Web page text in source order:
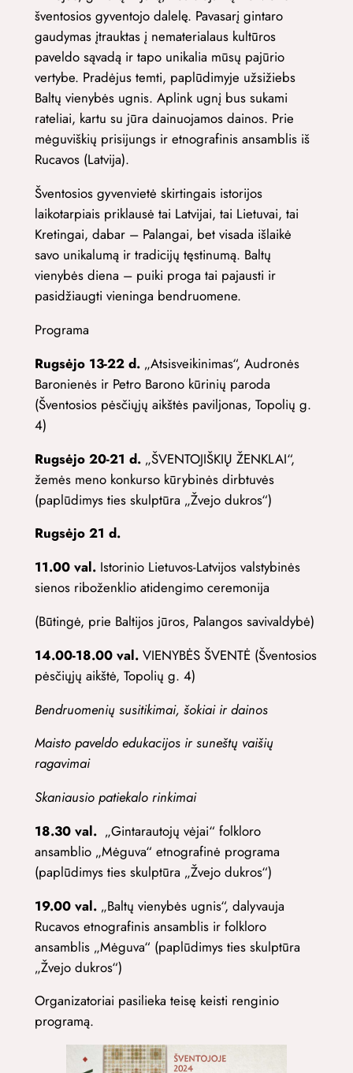
šventosios gyventojo dalelę. Pavasarį gintaro
gaudymas įtrauktas į nematerialaus kultūros
paveldo sąvadą ir tapo unikalia mūsų pajūrio
vertybe. Pradėjus temti, paplūdimyje užsižiebs
Baltų vienybės ugnis. Aplink ugnį bus sukami
rateliai, kartu su jūra dainuojamos dainos. Prie
mėguviškių prisijungs ir etnografinis ansamblis iš
Rucavos (Latvija).
Šventosios gyvenvietė skirtingais istorijos
laikotarpiais priklausė tai Latvijai, tai Lietuvai, tai
Kretingai, dabar – Palangai, bet visada išlaikė
savo unikalumą ir tradicijų tęstinumą. Baltų
vienybės diena – puiki proga tai pajausti ir
pasidžiaugti vieninga bendruomene.
Programa
Rugsėjo 13-22 d. „Atsisveikinimas“, Audronės
Baronienės ir Petro Barono kūrinių paroda
(Šventosios pėsčiųjų aikštės paviljonas, Topolių g.
4)
Rugsėjo 20-21 d.„ŠVENTOJIŠKIŲ ŽENKLAI“,
žemės meno konkurso kūrybinės dirbtuvės
(paplūdimys ties skulptūra „Žvejo dukros“)
Rugsėjo 21 d.
11.00 val. Istorinio Lietuvos-Latvijos valstybinės
sienos riboženklio atidengimo ceremonija
(Būtingė, prie Baltijos jūros, Palangos savivaldybė)
14.00-18.00 val.VIENYBĖS ŠVENTĖ (Šventosios
pėsčiųjų aikštė, Topolių g. 4)
Bendruomenių susitikimai, šokiai ir dainos
Maisto paveldo edukacijos ir suneštų vaišių
ragavimai
Skaniausio patiekalo rinkimai
18.30 val. „Gintarautojų vėjai“ folkloro
ansamblio „Mėguva“ etnografinė programa
(paplūdimys ties skulptūra „Žvejo dukros“)
19.00 val.„Baltų vienybės ugnis“, dalyvauja
Rucavos etnografinis ansamblis ir folkloro
ansamblis „Mėguva“ (paplūdimys ties skulptūra
„Žvejo dukros“)
Organizatoriai pasilieka teisę keisti renginio
programą.